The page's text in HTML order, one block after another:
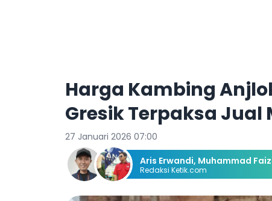
Harga Kambing
Gresik Terpaksa Jual
27 Januari 2026 07:00
Aris Erwandi, Muhammad
Redaksi Ketik.com